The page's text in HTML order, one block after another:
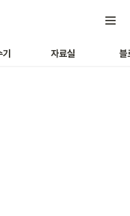
기 자료실 블